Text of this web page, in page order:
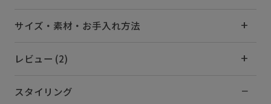
サイズ・素材・お手入れ方法
レビュー (2)
スタイリング